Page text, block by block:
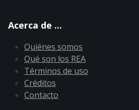
Acerca de ...
Quiénes somos
Qué son los REA
Términos de uso
Créditos
Contacto